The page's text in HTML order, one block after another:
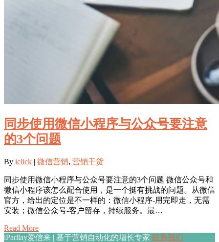
同步使用微信小程序与公众号要注意
的3个问题
By iclick | 微信营销, 营销干货
同步使用微信小程序与公众号要注意的3个问题 微信公众号和
微信小程序该怎么配合使用，是一个挺有挑战的问题。从微信
官方，给出的定位是不一样的：微信小程序-用完即走，无需
安装；微信公众号-客户留存，持续服务。最…
Read More
iParllay爱信来 | 基于营销自动化的增长专家 联系我们